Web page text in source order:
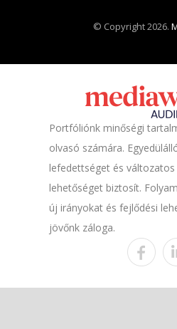
© Copyright 2026.
Portfóliónk minőségi
olvasó számára.
lefedettséget és
lehetőséget biztosít.
új irányokat és fejlődési
jövőnk záloga.